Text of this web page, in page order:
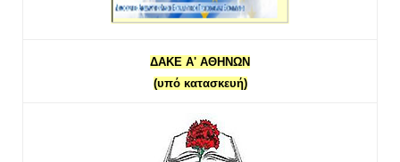
ΔΑΚΕ Α' ΑΘΗΝΩΝ
(υπό κατασκευή)